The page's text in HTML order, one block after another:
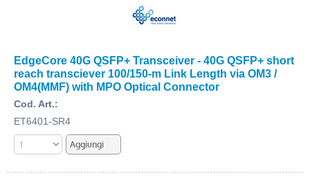
EdgeCore 40G QSFP+ Transceiver - 40G QSFP+ short
reach transciever 100/150-m Link Length via OM3 /
OM4(MMF) with MPO Optical Connector
Cod. Art.:
ET6401-SR4